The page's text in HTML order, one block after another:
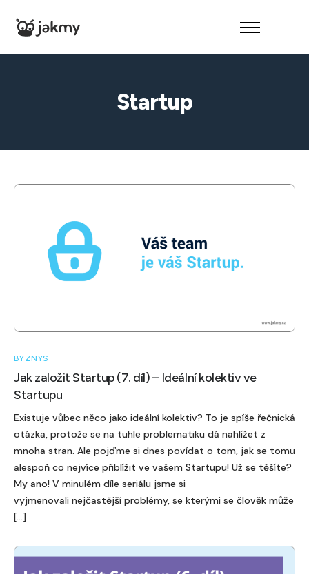
Startup
BYZNYS
Jak založit Startup (7. díl) – Ideální kolektiv ve
Startupu
Existuje vůbec něco jako ideální kolektiv? To je spíše řečnická
otázka, protože se na tuhle problematiku dá nahlížet z
mnoha stran. Ale pojďme si dnes povídat o tom, jak se tomu
alespoň co nejvíce přiblížit ve vašem Startupu! Už se těšíte?
My ano! V minulém díle seriálu jsme si
vyjmenovali nejčastější problémy, se kterými se člověk může
[…]